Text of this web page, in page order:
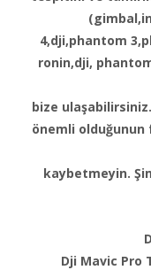
4,dji,phantom
ronin,dji,
bize
önemli olduğunun
kaybetmeyin.
Dji Mavic Pro